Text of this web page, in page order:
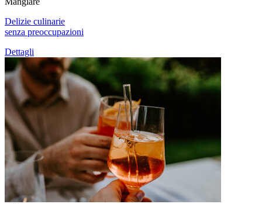
Delizie culinarie
senza preoccupazioni
Dettagli